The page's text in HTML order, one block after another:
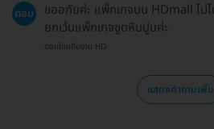
ตอบ
ขออภัยค่ะ แพ็กเกจบน HDmall ไม่
ยกเว้นแพ็กเกจขูดหินปูนค่ะ
ตอบโดยทีมงาน HD
แสดงคำถามเพิ่ม